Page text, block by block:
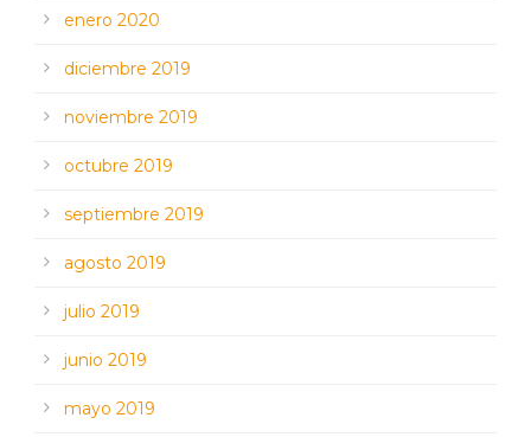
enero 2020
diciembre 2019
noviembre 2019
octubre 2019
septiembre 2019
agosto 2019
julio 2019
junio 2019
mayo 2019